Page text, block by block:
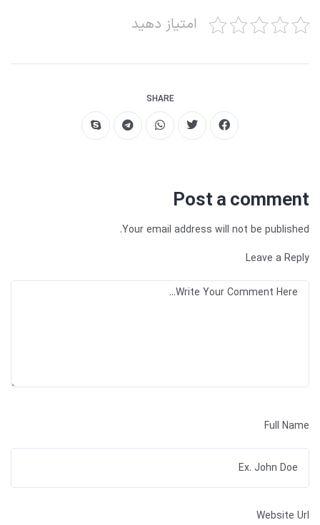
امتیاز دهید
SHARE
Post a comment
Your email address will not be published.
Leave a Reply
Full Name
Website Url